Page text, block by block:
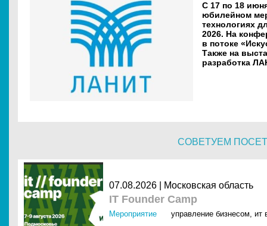
С 17 по 18
юбилейном
технологиях
2026. На
в потоке
Также на
разработка
СОВЕТУЕМ
07.08.2026 | Московская область
IT Founder Camp
Мероприятие управление бизнесом, ит